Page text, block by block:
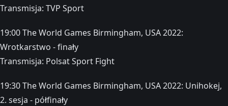
Transmisja: TVP Sport
19:00 The World Games Birmingham, USA 2022:
Wrotkarstwo - finały
Transmisja: Polsat Sport Fight
19:30 The World Games Birmingham, USA 2022: Unihokej,
2. sesja - półfinały